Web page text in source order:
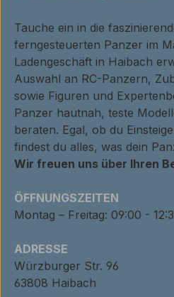
Tauche ein in die
ferngesteuerten Panzer im
Ladengeschäft in Haibach
Auswahl an RC-Panzern,
sowie Figuren und
Panzer hautnah, teste
beraten. Egal, ob du
findest du alles, was dein
Wir freuen uns über Ihren
ÖFFNUNGSZEITEN
Montag – Freitag: 09:00 -
ADRESSE
Würzburger Str. 96
63808 Haibach